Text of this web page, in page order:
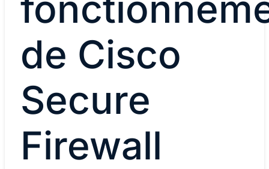
de Cisco
Secure
Firewall